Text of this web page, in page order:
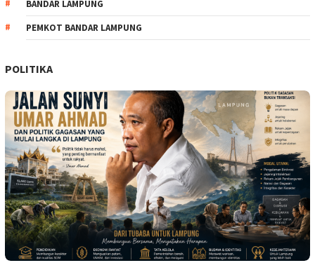
BANDAR LAMPUNG
PEMKOT BANDAR LAMPUNG
POLITIKA